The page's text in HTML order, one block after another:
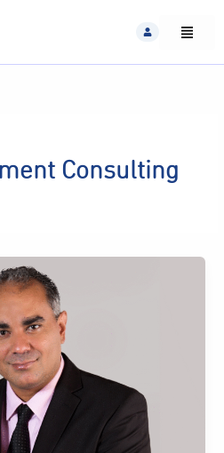
Consulting